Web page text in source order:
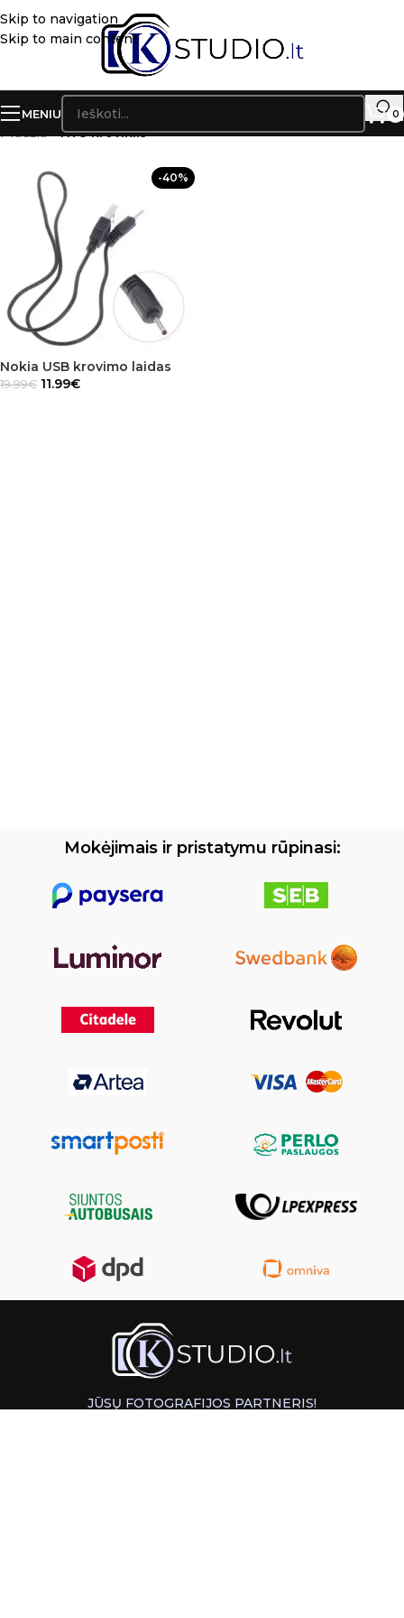
Skip to navigation
Skip to main content
MENIU 0
Pradžia»N78 kroviklis
-40%
Nokia USB krovimo laidas
19.99€ 11.99€
Mokėjimais ir pristatymu rūpinasi:
JŪSŲ FOTOGRAFIJOS PARTNERIS!